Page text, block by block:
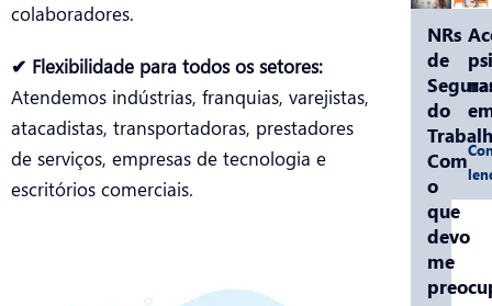
colaboradores.
✔ Flexibilidade para todos os setores:
Atendemos indústrias, franquias, varejistas,
atacadistas, transportadoras, prestadores
de serviços, empresas de tecnologia e
escritórios comerciais.
NRs
de
do
Com
o
que
devo
me